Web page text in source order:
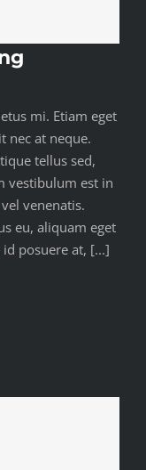
mi. Etiam eget
nec at neque.
tellus sed,
vestibulum est in
venenatis.
eu, aliquam eget
posuere at, [...]